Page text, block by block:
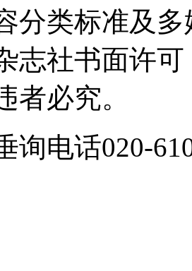
分类标准及
志社书面许
者必究。
询电话020-